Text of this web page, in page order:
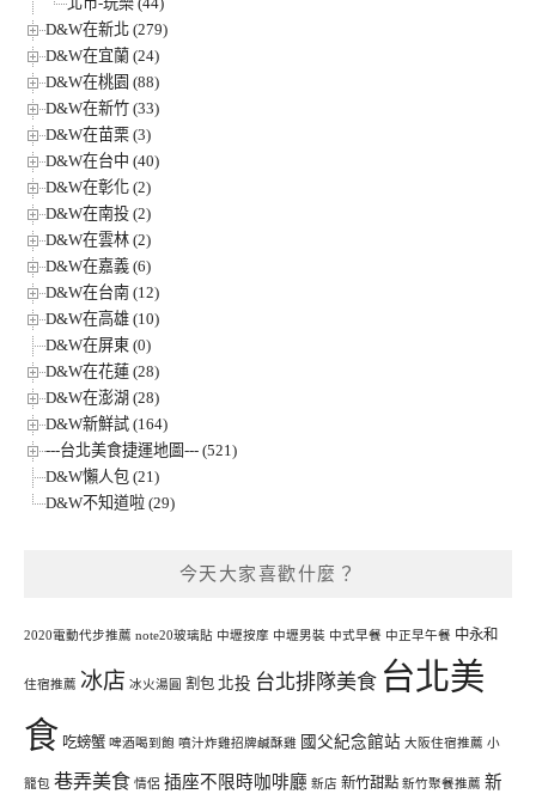
D&W在新北 (279)
D&W在宜蘭 (24)
D&W在桃園 (88)
D&W在新竹 (33)
D&W在苗栗 (3)
D&W在台中 (40)
D&W在彰化 (2)
D&W在南投 (2)
D&W在雲林 (2)
D&W在嘉義 (6)
D&W在台南 (12)
D&W在高雄 (10)
D&W在屏東 (0)
D&W在花蓮 (28)
D&W在澎湖 (28)
D&W新鮮試 (164)
---台北美食捷運地圖--- (521)
D&W懶人包 (21)
D&W不知道啦 (29)
今天大家喜歡什麼？
2020電動代步推薦 note20玻璃貼 中壢按摩 中壢男裝 中式早餐 中正早午餐 中永和
住宿推薦 冰店 冰火湯圓 割包 北投 台北排隊美食 台北美
食 吃螃蟹 啤酒喝到飽 噴汁炸雞招牌鹹酥雞 國父紀念館站 大阪住宿推薦 小
籠包 巷弄美食 情侶 插座不限時咖啡廳 新店 新竹甜點 新竹聚餐推薦 新